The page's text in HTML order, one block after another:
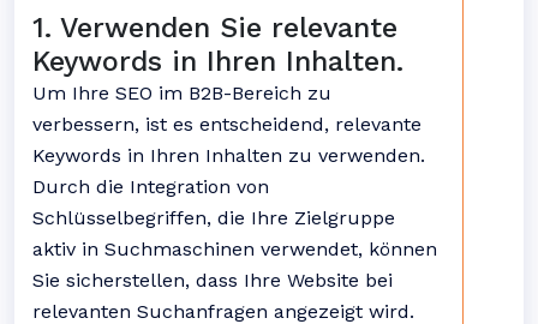
1. Verwenden Sie relevante
Keywords in Ihren Inhalten.
Um Ihre SEO im B2B-Bereich zu
verbessern, ist es entscheidend, relevante
Keywords in Ihren Inhalten zu verwenden.
Durch die Integration von
Schlüsselbegriffen, die Ihre Zielgruppe
aktiv in Suchmaschinen verwendet, können
Sie sicherstellen, dass Ihre Website bei
relevanten Suchanfragen angezeigt wird.